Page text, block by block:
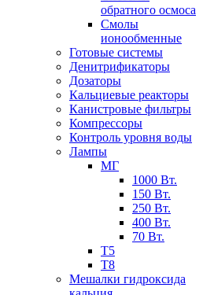
обратного осмоса
Смолы
ионообменные
Готовые системы
Денитрификаторы
Дозаторы
Кальциевые реакторы
Канистровые фильтры
Компрессоры
Контроль уровня воды
Лампы
МГ
1000 Вт.
150 Вт.
250 Вт.
400 Вт.
70 Вт.
Т5
Т8
Мешалки гидроксида